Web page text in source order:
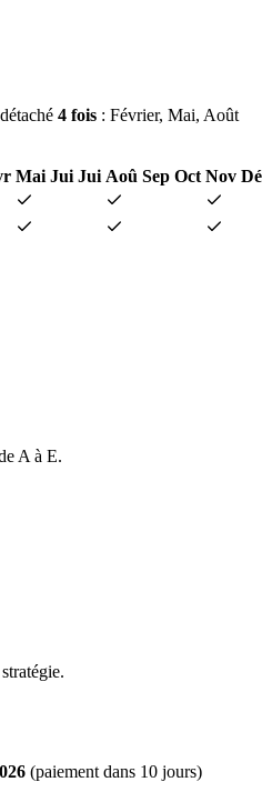
4 fois : Février, Mai, Août
Mai Jui Jui Aoû Sep Oct Nov
A à E.
stratégie.
(paiement dans 10 jours)